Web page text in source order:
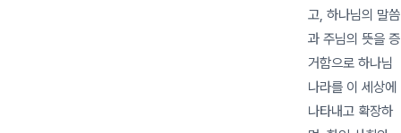
고, 하나님의 말씀
과 주님의 뜻을 증
거함으로 하나님
나라를 이 세상에
나타내고 확장하